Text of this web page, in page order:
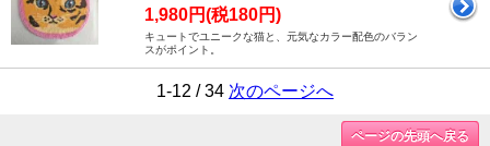
1,980円(税180円)
キュートでユニークな猫と、元気なカラー配色のバラン
スがポイント。
1-12 / 34 次のページへ
ページの先頭へ戻る